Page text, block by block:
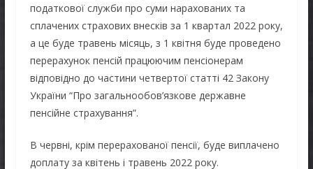
податкової служби про суми нарахованих та
сплачених страхових внесків за 1 квартал 2022 року,
а це буде травень місяць, з 1 квітня буде проведено
перерахунок пенсій працюючим пенсіонерам
відповідно до частини четвертої статті 42 Закону
України “Про загальнообов’язкове державне
пенсійне страхування”.
В червні, крім перерахованої пенсії, буде виплачено
доплату за квітень і травень 2022 року.